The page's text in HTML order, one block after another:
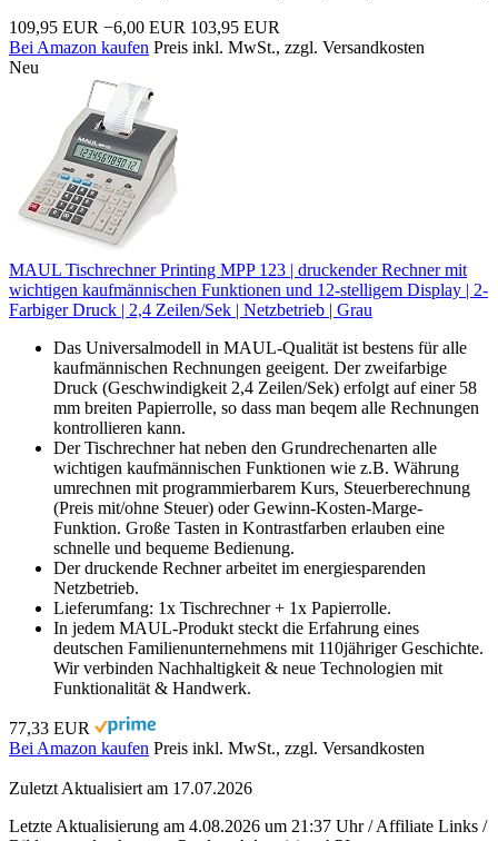
109,95 EUR −6,00 EUR 103,95 EUR
Bei Amazon kaufen Preis inkl. MwSt., zzgl. Versandkosten
Neu
MAUL Tischrechner Printing MPP 123 | druckender Rechner mit
wichtigen kaufmännischen Funktionen und 12-stelligem Display | 2-
Farbiger Druck | 2,4 Zeilen/Sek | Netzbetrieb | Grau
Das Universalmodell in MAUL-Qualität ist bestens für alle
kaufmännischen Rechnungen geeigent. Der zweifarbige
Druck (Geschwindigkeit 2,4 Zeilen/Sek) erfolgt auf einer 58
mm breiten Papierrolle, so dass man beqem alle Rechnungen
kontrollieren kann.
Der Tischrechner hat neben den Grundrechenarten alle
wichtigen kaufmännischen Funktionen wie z.B. Währung
umrechnen mit programmierbarem Kurs, Steuerberechnung
(Preis mit/ohne Steuer) oder Gewinn-Kosten-Marge-
Funktion. Große Tasten in Kontrastfarben erlauben eine
schnelle und bequeme Bedienung.
Der druckende Rechner arbeitet im energiesparenden
Netzbetrieb.
Lieferumfang: 1x Tischrechner + 1x Papierrolle.
In jedem MAUL-Produkt steckt die Erfahrung eines
deutschen Familienunternehmens mit 110jähriger Geschichte.
Wir verbinden Nachhaltigkeit & neue Technologien mit
Funktionalität & Handwerk.
77,33 EUR
Bei Amazon kaufen Preis inkl. MwSt., zzgl. Versandkosten
Zuletzt Aktualisiert am 17.07.2026
Letzte Aktualisierung am 4.08.2026 um 21:37 Uhr / Affiliate Links /